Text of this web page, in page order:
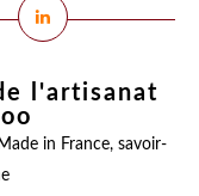
l'artisanat
Made in France, savoir-